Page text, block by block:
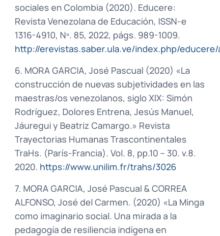
sociales en Colombia (2020). Educere:
Revista Venezolana de Educación, ISSN-e
1316-4910, Nº. 85, 2022, págs. 989-1009.
http://erevistas.saber.ula.ve/index.php/
6. MORA GARCIA, José Pascual (2020) «La
construcción de nuevas subjetividades en las
maestras/os venezolanos, siglo XIX: Simón
Rodríguez, Dolores Entrena, Jesús Manuel,
Jáuregui y Beatriz Camargo.» Revista
Trayectorias Humanas Trascontinentales
TraHs. (París-Francia). Vol. 8, pp.10 – 30. v.8.
2020. https://www.unilim.fr/trahs/3026
7. MORA GARCIA, José Pascual & CORREA
ALFONSO, José del Carmen. (2020) «La Minga
como imaginario social. Una mirada a la
pedagogía de resiliencia indígena en